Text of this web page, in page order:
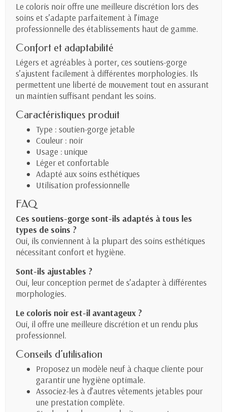
Le coloris noir offre une meilleure discrétion lors des
soins et s’adapte parfaitement à l’image
professionnelle des établissements haut de gamme.
Confort et adaptabilité
Légers et agréables à porter, ces soutiens-gorge
s’ajustent facilement à différentes morphologies. Ils
permettent une liberté de mouvement tout en assurant
un maintien suffisant pendant les soins.
Caractéristiques produit
Type : soutien-gorge jetable
Couleur : noir
Usage : unique
Léger et confortable
Adapté aux soins esthétiques
Utilisation professionnelle
FAQ
Ces soutiens-gorge sont-ils adaptés à tous les
types de soins ?
Oui, ils conviennent à la plupart des soins esthétiques
nécessitant confort et hygiène.
Sont-ils ajustables ?
Oui, leur conception permet de s’adapter à différentes
morphologies.
Le coloris noir est-il avantageux ?
Oui, il offre une meilleure discrétion et un rendu plus
professionnel.
Conseils d’utilisation
Proposez un modèle neuf à chaque cliente pour
garantir une hygiène optimale.
Associez-les à d’autres vêtements jetables pour
une prestation complète.